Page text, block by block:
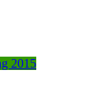
2015